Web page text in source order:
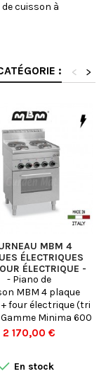
cuisson à
: >
<
MBM 4
ÉLECTRIQUES
ÉLECTRIQUE -
E4F6
- Piano de
MBM 4 plaque
four électrique (tri
Minima 600
60 L x 60 P x 85 H cm
Prix
2 170,00 €
 En stock